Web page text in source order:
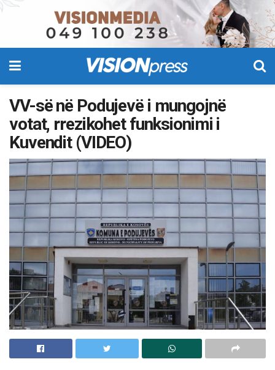
VV-së në Podujevë i mungojnë
votat, rrezikohet funksionimi i
Kuvendit (VIDEO)